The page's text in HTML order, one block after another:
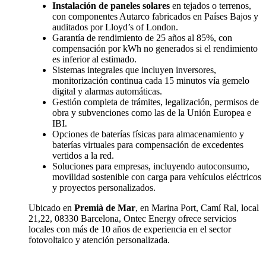
Instalación de paneles solares en tejados o terrenos,
con componentes Autarco fabricados en Países Bajos y
auditados por Lloyd’s of London.
Garantía de rendimiento de 25 años al 85%, con
compensación por kWh no generados si el rendimiento
es inferior al estimado.
Sistemas integrales que incluyen inversores,
monitorización continua cada 15 minutos vía gemelo
digital y alarmas automáticas.
Gestión completa de trámites, legalización, permisos de
obra y subvenciones como las de la Unión Europea e
IBI.
Opciones de baterías físicas para almacenamiento y
baterías virtuales para compensación de excedentes
vertidos a la red.
Soluciones para empresas, incluyendo autoconsumo,
movilidad sostenible con carga para vehículos eléctricos
y proyectos personalizados.
Ubicado en Premià de Mar, en Marina Port, Camí Ral, local
21,22, 08330 Barcelona, Ontec Energy ofrece servicios
locales con más de 10 años de experiencia en el sector
fotovoltaico y atención personalizada.